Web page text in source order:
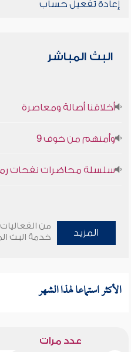
إعادة تفعيل حساب
البث المباشر
أخلاقنا أصالة ومعاصرة
وأمنهم من خوف 9
سلسلة محاضرات نفحات
المزيد
من
خدمة البث
الأكثر استماعا لهذا الشهر
عدد مرات